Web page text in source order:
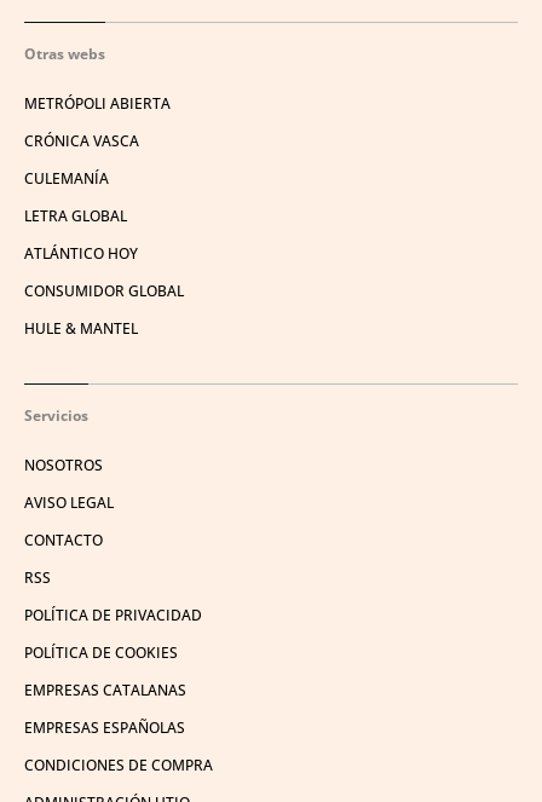
Otras webs
METRÓPOLI ABIERTA
CRÓNICA VASCA
CULEMANÍA
LETRA GLOBAL
ATLÁNTICO HOY
CONSUMIDOR GLOBAL
HULE & MANTEL
Servicios
NOSOTROS
AVISO LEGAL
CONTACTO
RSS
POLÍTICA DE PRIVACIDAD
POLÍTICA DE COOKIES
EMPRESAS CATALANAS
EMPRESAS ESPAÑOLAS
CONDICIONES DE COMPRA